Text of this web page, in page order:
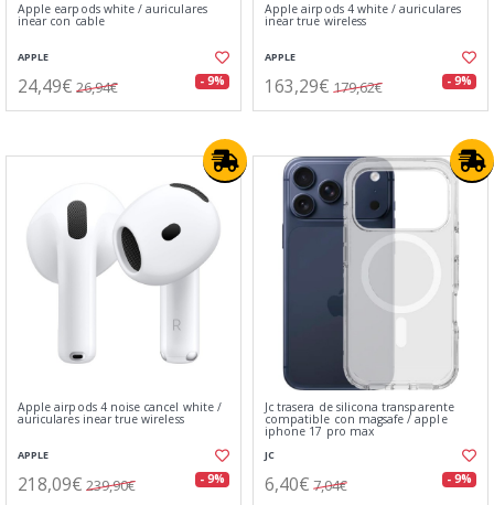
Apple earpods white / auriculares
inear con cable
APPLE
24,49€ 26,94€ - 9%
Apple airpods 4 white / auriculares
inear true wireless
APPLE
163,29€ 179,62€ - 9%
Apple airpods 4 noise cancel white /
auriculares inear true wireless
APPLE
218,09€ 239,90€ - 9%
Jc trasera de silicona transparente
compatible con magsafe / apple
iphone 17 pro max
JC
6,40€ 7,04€ - 9%